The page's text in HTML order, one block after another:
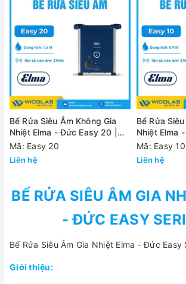
Bể Rửa Siêu Âm Không Gia
Nhiệt Elma - Đức Easy 20 |
1.6 Lít
Mã: Easy 20
Liên hệ
Bể Rửa
Nhiệt Elma
0.9 Lít
Mã: Easy 10
Liên hệ
BỂ RỬA SIÊU ÂM GIA
- ĐỨC EASY
Bể Rửa Siêu Âm Gia Nhiệt Elma - Đức Easy
Giới thiệu: